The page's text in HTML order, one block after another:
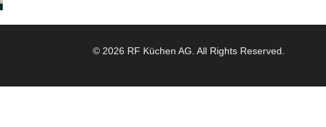
© 2026 RF Küchen AG. All Rights Reserved.